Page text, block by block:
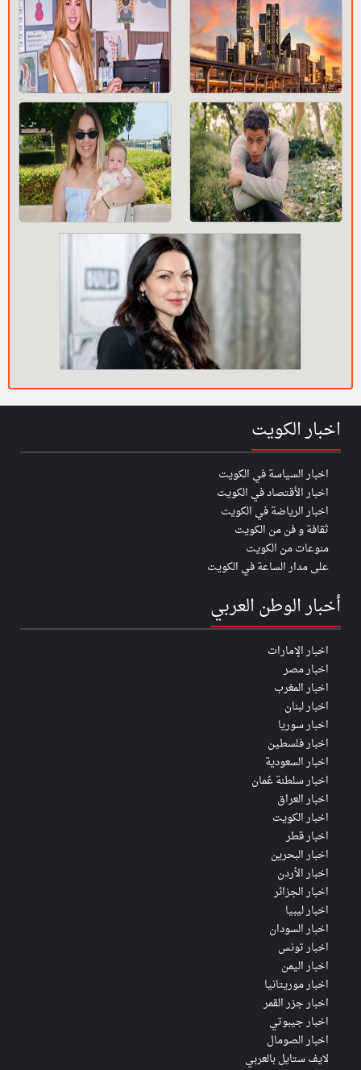
اخبار الكويت
اخبار السياسة في الكويت
اخبار الأقتصاد في الكويت
اخبار الرياضة في الكويت
ثقافة و فن من الكويت
منوعات من الكويت
على مدار الساعة في الكويت
أخبار الوطن العربي
اخبار الإمارات
اخبار مصر
اخبار المغرب
اخبار لبنان
اخبار سوريا
اخبار فلسطين
اخبار السعودية
اخبار سلطنة عُمان
اخبار العراق
اخبار الكويت
اخبار قطر
اخبار البحرين
اخبار الأردن
اخبار الجزائر
اخبار ليبيا
اخبار السودان
اخبار تونس
اخبار اليمن
اخبار موريتانيا
اخبار جزر القمر
اخبار جيبوتي
اخبار الصومال
لايف ستايل بالعربي